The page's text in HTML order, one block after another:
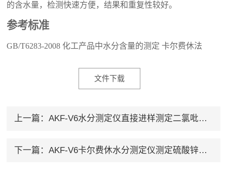
的含水量，检测快速方便，结果和重复性较好。
参考标准
GB/T6283-2008 化工产品中水分含量的测定 卡尔费休法
文件下载
上一篇： AKF-V6水分测定仪直接进样测定二氯吡啶酸中的水分
下一篇： AKF-V6卡尔费休水分测定仪测定硫酸锌溶液水分